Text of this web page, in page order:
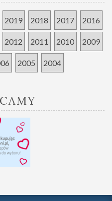
2019 2018 2017 2016
2012 2011 2010 2009
2005 2004